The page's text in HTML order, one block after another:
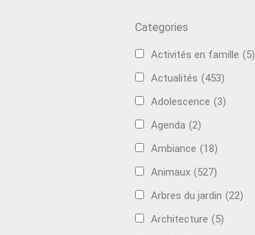
Categories
Activités en famille (5)
Actualités (453)
Adolescence (3)
Agenda (2)
Ambiance (18)
Animaux (527)
Arbres du jardin (22)
Architecture (5)